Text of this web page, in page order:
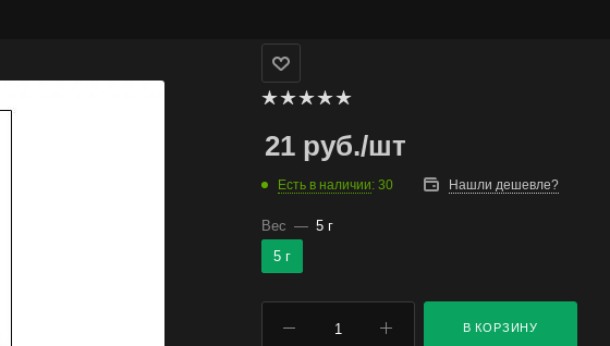
21 руб./шт
Есть в наличии: 30 Нашли дешевле?
Вес — 5 г
5 г
В КОРЗИНУ